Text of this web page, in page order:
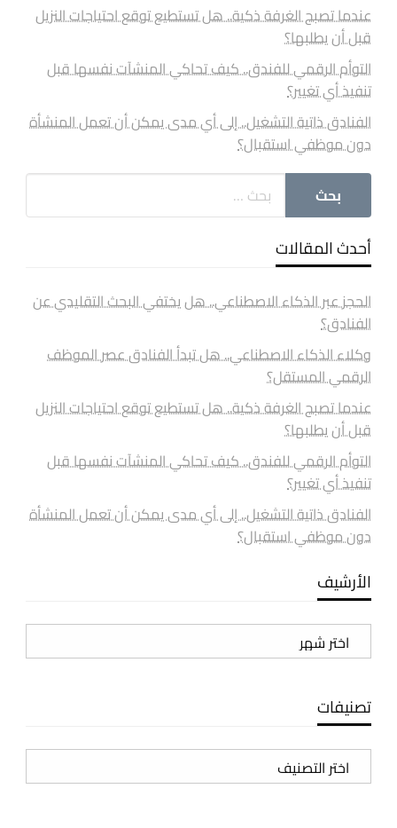
عندما تصبح الغرفة ذكية.. هل تستطيع توقع احتياجات النزيل
قبل أن يطلبها؟
التوأم الرقمي للفندق.. كيف تحاكي المنشآت نفسها قبل
تنفيذ أي تغيير؟
الفنادق ذاتية التشغيل.. إلى أي مدى يمكن أن تعمل المنشأة
دون موظفي استقبال؟
أحدث المقالات
الحجز عبر الذكاء الاصطناعي.. هل يختفي البحث التقليدي عن
الفنادق؟
وكلاء الذكاء الاصطناعي.. هل تبدأ الفنادق عصر الموظف
الرقمي المستقل؟
عندما تصبح الغرفة ذكية.. هل تستطيع توقع احتياجات النزيل
قبل أن يطلبها؟
التوأم الرقمي للفندق.. كيف تحاكي المنشآت نفسها قبل
تنفيذ أي تغيير؟
الفنادق ذاتية التشغيل.. إلى أي مدى يمكن أن تعمل المنشأة
دون موظفي استقبال؟
الأرشيف
الأرشيف
تصنيفات
تصنيفات